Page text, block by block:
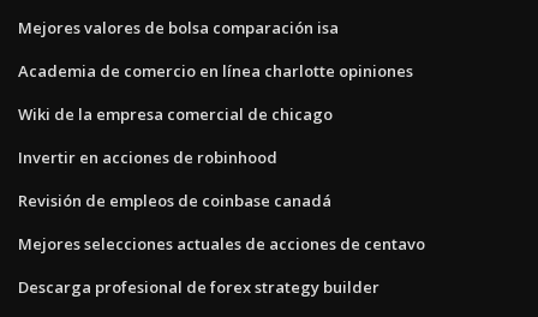
Mejores valores de bolsa comparación isa
Academia de comercio en línea charlotte opiniones
Wiki de la empresa comercial de chicago
Invertir en acciones de robinhood
Revisión de empleos de coinbase canadá
Mejores selecciones actuales de acciones de centavo
Descarga profesional de forex strategy builder